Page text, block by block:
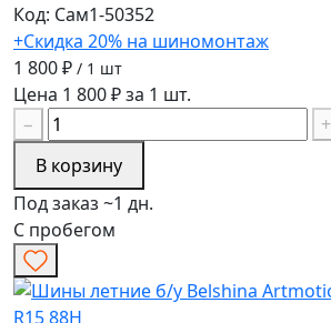
Код: Сам1-50352
+Скидка 20% на шиномонтаж
1 800 ₽ / 1 шт
Цена 1 800 ₽ за 1 шт.
−
+
В корзину
Под заказ ~1 дн.
С пробегом